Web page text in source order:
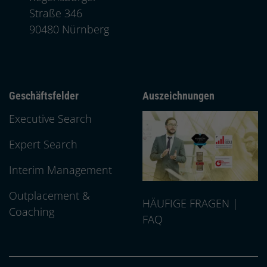
Straße 346
90480 , 9 0 4 8 0
Nürnberg
Geschäftsfelder
Executive Search
Expert Search
Interim Management
Outplacement &
Coaching
Auszeichnungen
HÄUFIGE FRAGEN |
FAQ